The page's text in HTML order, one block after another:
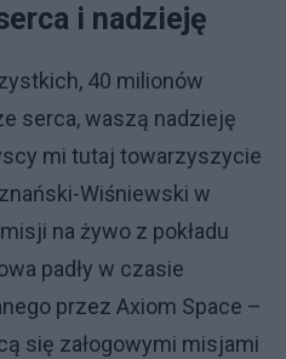
i nadzieję
40 milionów
serca, waszą nadzieję
mi tutaj towarzyszycie
Wiśniewski w
na żywo z pokładu
padły w czasie
przez Axiom Space –
się załogowymi misjami